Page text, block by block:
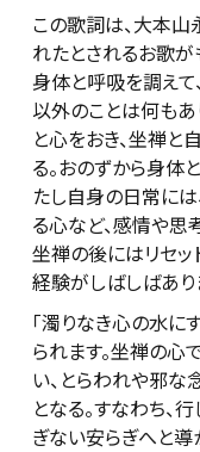
この歌詞は、大本
れたとされるお歌が
身体と呼吸を調えて
以外のことは何もあ
と心をおき、坐禅と
る。おのずから身体
たし自身の日常には
る心など、感情や思
坐禅の後にはリセッ
経験がしばしばあり
「濁りなき心の水に
られます。坐禅の心
い、とらわれや邪な
となる。すなわち、
ぎない安らぎへと導